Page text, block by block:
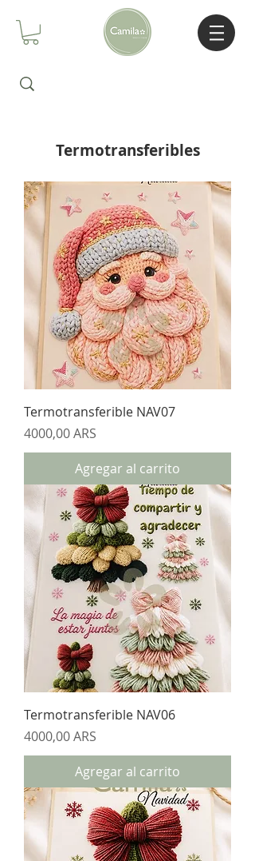
Termotransferibles
Termotransferible NAV07
Precio
4000,00 ARS
Agregar al carrito
Termotransferible NAV06
Precio
4000,00 ARS
Agregar al carrito